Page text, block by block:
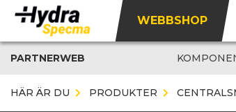
WEBBSHOP
PARTNERWEB
HÄR ÄR DU PRODUKTER